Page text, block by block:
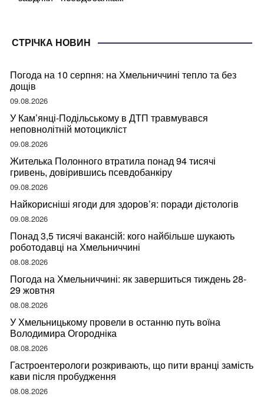
СТРІЧКА НОВИН
Погода на 10 серпня: на Хмельниччині тепло та без
дощів
09.08.2026
У Кам’янці-Подільському в ДТП травмувався
неповнолітній мотоцикліст
09.08.2026
Жителька Полонного втратила понад 94 тисячі
гривень, довірившись псевдобанкіру
09.08.2026
Найкорисніші ягоди для здоров’я: поради дієтологів
09.08.2026
Понад 3,5 тисячі вакансій: кого найбільше шукають
роботодавці на Хмельниччині
08.08.2026
Погода на Хмельниччині: як завершиться тиждень 28-
29 жовтня
08.08.2026
У Хмельницькому провели в останню путь воїна
Володимира Огородніка
08.08.2026
Гастроентерологи розкривають, що пити вранці замість
кави після пробудження
08.08.2026